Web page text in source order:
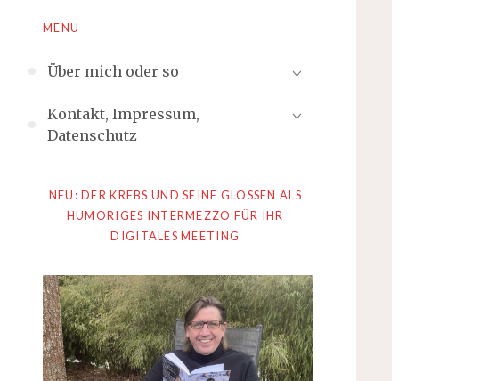
MENU
Über mich oder so
Kontakt, Impressum,
Datenschutz
NEU: DER KREBS UND SEINE GLOSSEN ALS
HUMORIGES INTERMEZZO FÜR IHR
DIGITALES MEETING